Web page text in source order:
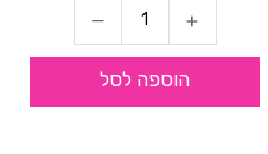
הוספה לסל